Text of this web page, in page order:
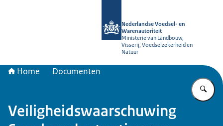
Nederlandse Voedsel- en
Warenautoriteit
Ministerie van Landbouw,
Visserij, Voedselzekerheid en
Natuur
Home Documenten
Veiligheidswaarschuwing